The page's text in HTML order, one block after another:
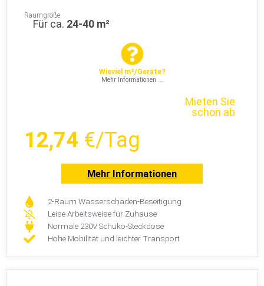
Raumgröße
Für ca. 24-40 m²
Wieviel m²/Geräte?
Mehr Informationen ...
Mieten Sie
schon ab
12,74 €/Tag
Mehr Informationen
2-Raum Wasserschaden-Beseitigung
Leise Arbeitsweise für Zuhause
Normale 230V Schuko-Steckdose
Hohe Mobilität und leichter Transport